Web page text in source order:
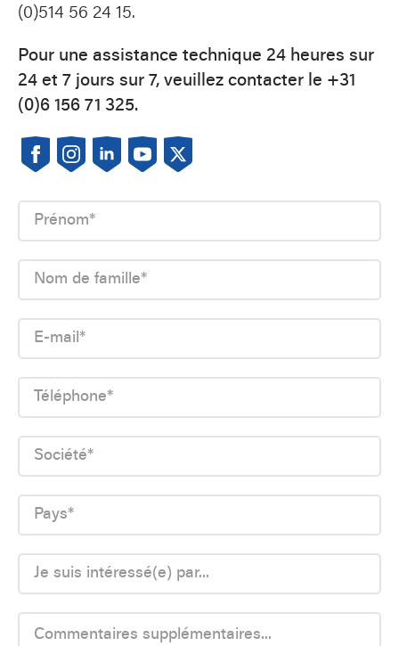
(0)514 56 24 15.
Pour une assistance technique 24 heures sur
24 et 7 jours sur 7, veuillez contacter le +31
(0)6 156 71 325.
Prénom
Nom
de
famille
*
E-
mail
*
Téléphone**
Société
Pays
Je
suis
intéressé(e)
par
Votre
message